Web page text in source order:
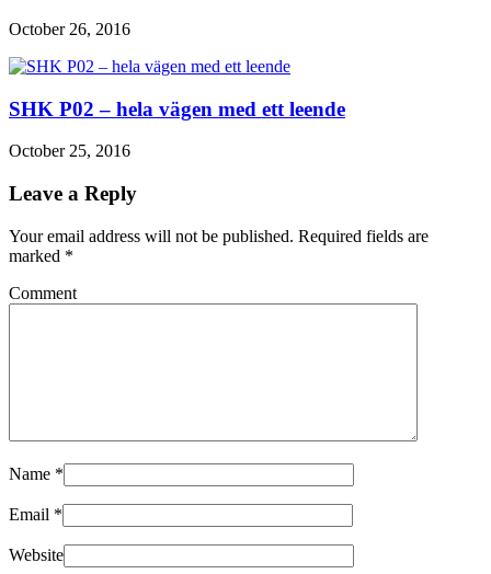
October 26, 2016
SHK P02 – hela vägen med ett leende
October 25, 2016
Leave a Reply
Your email address will not be published. Required fields are
marked *
Comment
Name *
Email *
Website